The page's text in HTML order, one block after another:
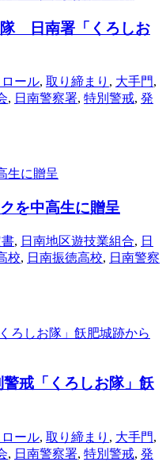
日南署「くろしお
ール, 取り締まり , 大手門,
, 日南警察署, 特別警戒, 発
を中高生に贈呈
, 日南地区遊技業組合, 日
校, 日南振徳高校, 日南警察
戒「くろしお隊」飫
ール, 取り締まり , 大手門,
, 日南警察署, 特別警戒, 発